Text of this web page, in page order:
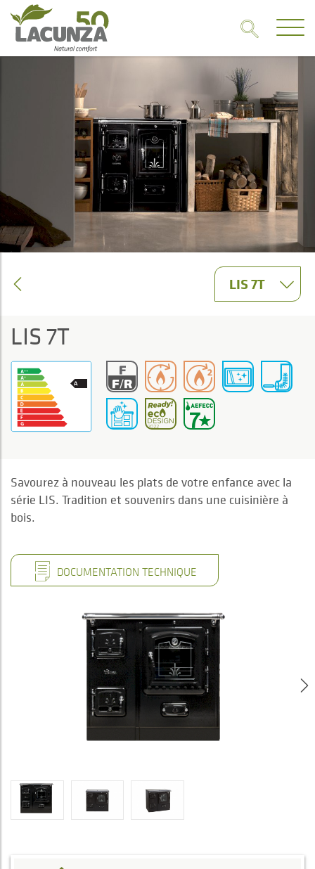
LIS 7T
LIS 7T
Savourez à nouveau les plats de votre enfance avec la
série LIS. Tradition et souvenirs dans une cuisinière à
bois.
DOCUMENTATION TECHNIQUE